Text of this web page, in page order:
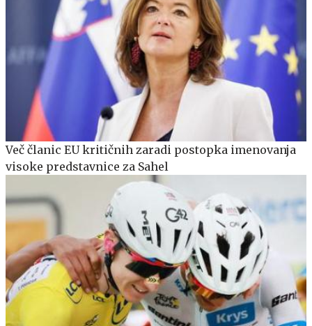
Več članic EU kritičnih zaradi postopka imenovanja
visoke predstavnice za Sahel